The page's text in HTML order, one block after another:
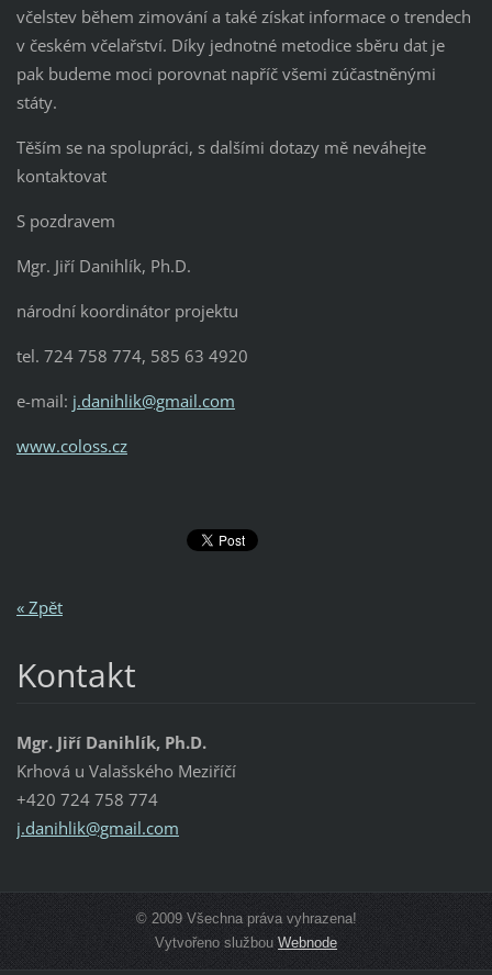
včelstev během zimování a také získat informace o trendech
v českém včelařství. Díky jednotné metodice sběru dat je
pak budeme moci porovnat napříč všemi zúčastněnými
státy.
Těším se na spolupráci, s dalšími dotazy mě neváhejte
kontaktovat
S pozdravem
Mgr. Jiří Danihlík, Ph.D.
národní koordinátor projektu
tel. 724 758 774, 585 63 4920
e-mail: j.danihlik@gmail.com
www.coloss.cz
« Zpět
Kontakt
Mgr. Jiří Danihlík, Ph.D.
Krhová u Valašského Meziříčí
+420 724 758 774
j.danihlik@gmail.com
© 2009 Všechna práva vyhrazena!
Vytvořeno službou Webnode